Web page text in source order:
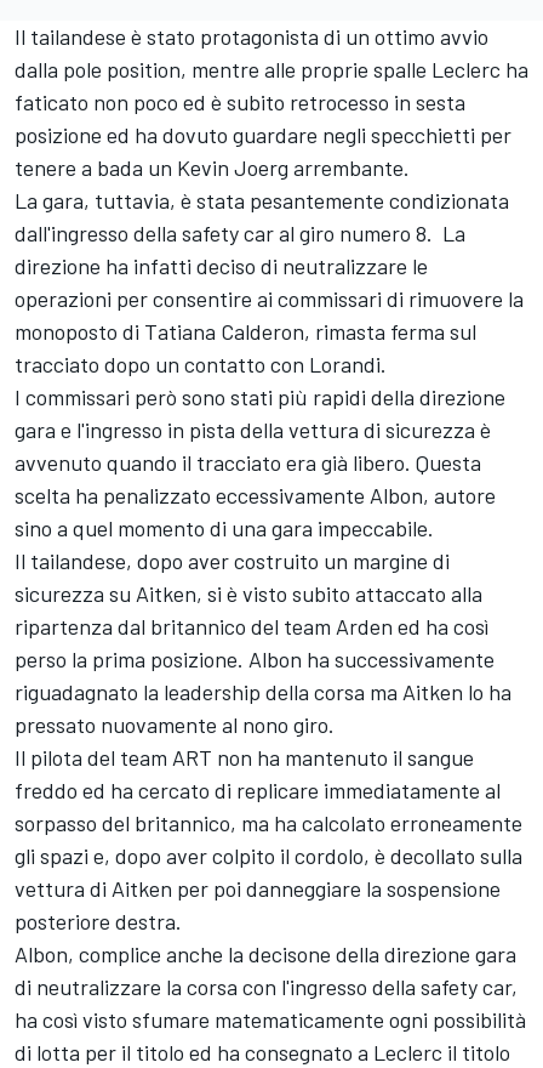
Il tailandese è stato protagonista di un ottimo avvio
dalla pole position, mentre alle proprie spalle Leclerc ha
faticato non poco ed è subito retrocesso in sesta
posizione ed ha dovuto guardare negli specchietti per
tenere a bada un Kevin Joerg arrembante.
La gara, tuttavia, è stata pesantemente condizionata
dall'ingresso della safety car al giro numero 8. La
direzione ha infatti deciso di neutralizzare le
operazioni per consentire ai commissari di rimuovere la
monoposto di Tatiana Calderon, rimasta ferma sul
tracciato dopo un contatto con Lorandi.
I commissari però sono stati più rapidi della direzione
gara e l'ingresso in pista della vettura di sicurezza è
avvenuto quando il tracciato era già libero. Questa
scelta ha penalizzato eccessivamente Albon, autore
sino a quel momento di una gara impeccabile.
Il tailandese, dopo aver costruito un margine di
sicurezza su Aitken, si è visto subito attaccato alla
ripartenza dal britannico del team Arden ed ha così
perso la prima posizione. Albon ha successivamente
riguadagnato la leadership della corsa ma Aitken lo ha
pressato nuovamente al nono giro.
Il pilota del team ART non ha mantenuto il sangue
freddo ed ha cercato di replicare immediatamente al
sorpasso del britannico, ma ha calcolato erroneamente
gli spazi e, dopo aver colpito il cordolo, è decollato sulla
vettura di Aitken per poi danneggiare la sospensione
posteriore destra.
Albon, complice anche la decisone della direzione gara
di neutralizzare la corsa con l'ingresso della safety car,
ha così visto sfumare matematicamente ogni possibilità
di lotta per il titolo ed ha consegnato a Leclerc il titolo